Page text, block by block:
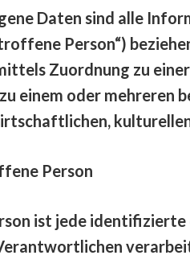
Daten sind alle
Person“)
Zuordnung zu
einem oder mehreren
Person
ist jede identifizierte